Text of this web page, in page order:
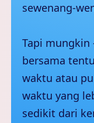
sewenang-
Tapi mungkin
bersama
waktu atau
waktu yang
sedikit dari